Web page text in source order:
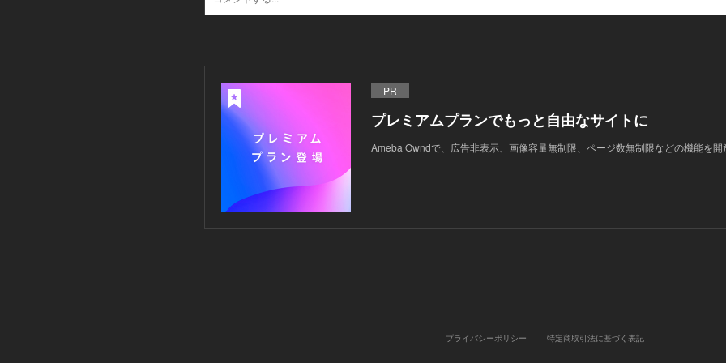
PR
プレミアムプランでもっと自由なサイトに
Ameba Owndで、広告非表示、画像容量無制限、ページ数無制限などの機能を開
プライバシーポリシー 特定商取引法に基づく表記